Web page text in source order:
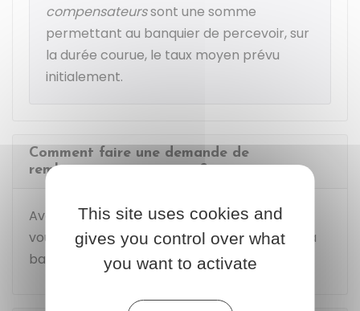
compensateurssont une somme
permettant au banquier de percevoir, sur
la durée courue, le taux moyen prévu
initialement.
Comment faire une demande de
remboursement anticipé ?
Avant de faire un remboursement anticipé,
vous devez en faire la demandepar écrit
à la
banque.
This site uses cookies and
gives you control over what
you want to activate